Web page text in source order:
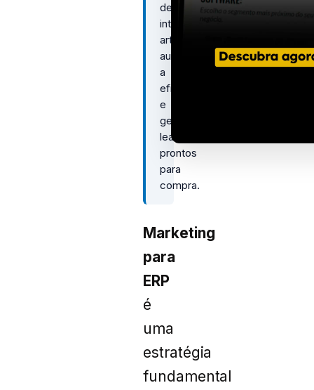
de
inteligência
artificial
aumenta
a
eficiência
e
gera
leads
prontos
para
compra.
Marketing
para
ERP
é
uma
estratégia
fundamental